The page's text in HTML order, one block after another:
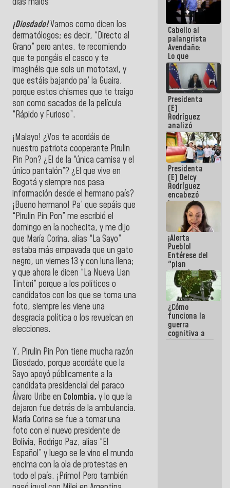
¡Diosdado!Vamos como dicen los
dermatólogos; es decir, “Directo al
Grano” pero antes, te recomiendo
que te pongáis el casco y te
imaginéis que sois un mototaxi, y
que estáis bajando pa’ la Guaira,
porque estos chismes que te traigo
son como sacados de la película
“Rápido y Furioso”.
¡Malayo! ¿Vos te acordáis de
nuestro patriota cooperante Pirulin
Pin Pon? ¿El de la “única camisa y el
único pantalón”? ¿El que vive en
Bogotá y siempre nos pasa
información desde el hermano país?
¡Bueno hermano! Pa’ que sepáis que
“Pirulin Pin Pon” me escribió el
domingo en la nochecita, y me dijo
que María Corina, alias “La Sayo”
estaba más empavada que un gato
negro, un viernes 13 y con luna llena;
y que ahora le dicen “La Nueva Lian
Tintori” porque a los políticos o
candidatos con los que se toma una
foto, siempre les viene una
desgracia política o los revuelcan en
elecciones.
Y, Pirulin Pin Pon tiene mucha razón
Diosdado, porque acordáte que la
Sayo apoyó públicamente a la
candidata presidencial del paraco
Álvaro Uribe en Colombia, y lo que la
dejaron fue detrás de la ambulancia.
María Corina se fue a tomar una
foto con el nuevo presidente de
Bolivia, Rodrigo Paz, alias “El
Español” y luego se le vino el mundo
encima con la ola de protestas en
todo el país. ¡Primo! Pero también
estén en el
marco de la
Constitución
de la
República
Cabello al
palangrista
Avendaño:
Lo que
vayas a
escribir
hazlo hoy
por que no
sabemos si
la semana
que viene
hay
programa
Presidenta
(E)
Rodríguez
analizó
junto a
gobernadores
planes de
recuperación
del Sistema
Eléctrico
Nacional
Presidenta
(E) Delcy
Rodríguez
encabezó
lanzamiento
del Plan
Nacional de
Recreación
Vacacional
¡Alerta
Pueblo!
Entérese del
"plan
enjambre"
de La Sayo
para
sabotear el
diálogo y
promover el
caos
¿Cómo
funciona la
guerra
cognitiva a
favor de la